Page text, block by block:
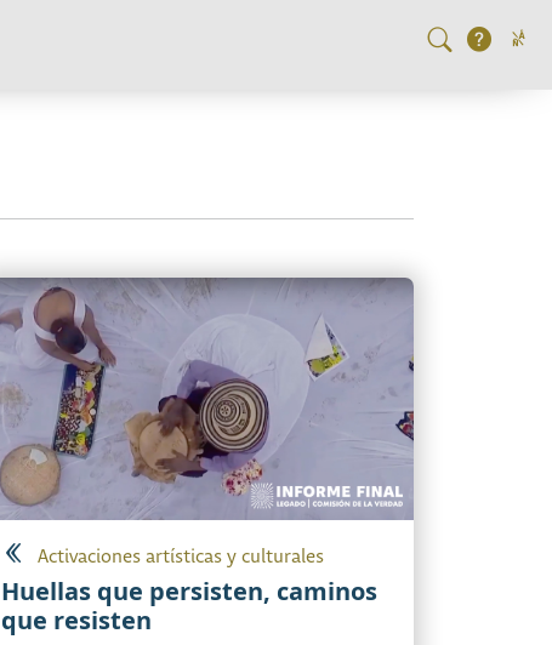
Activaciones artísticas y culturales
Huellas que persisten, caminos
que resisten